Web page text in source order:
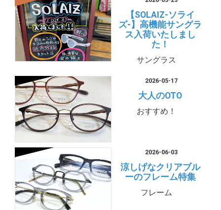
【SOLAIZ-ソライ
ズ-】高機能サングラ
ス入荷いたしまし
た！
サングラス
2026-05-17
大人のOTO
おすすめ！
2026-06-03
涼しげなクリアブル
ーのフレーム特集
フレーム